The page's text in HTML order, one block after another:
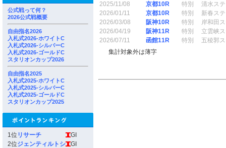
公式戦って何？
2026公式戦概要
自由指名2026
入札式2026-ホワイトC
入札式2026-シルバーC
入札式2026-ゴールドC
スタリオンカップ2026
自由指名2025
入札式2025-ホワイトC
入札式2025-シルバーC
入札式2025-ゴールドC
スタリオンカップ2025
1位 リサーチ
GI
2位ジェンティルトシ
GI
2025/11/08
京都10R 特別
清水ス
2026/01/11
京都10R 特別
新春ス
2026/03/08
阪神10R 特別
岸和田
2026/04/19
阪神11R 特別
立雲峡
2026/07/11
函館11R 特別
五稜郭
集計対象外は薄字